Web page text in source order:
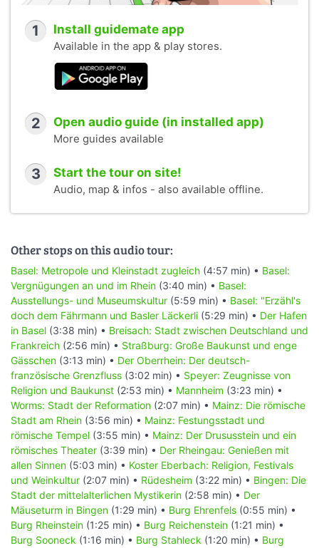
1 Install guidemate app
Available in the app & play stores.
2 Open audio guide (in installed app)
More guides available
3 Start the tour on site!
Audio, map & infos - also available offline.
Other stops on this audio tour:
Basel: Metropole und Kleinstadt zugleich (4:57 min) • Basel:
Vergnügungen an und im Rhein (3:40 min) • Basel:
Ausstellungs- und Museumskultur (5:59 min) • Basel: "Erzähl's
doch dem Fährmann und Basler Läckerli (5:29 min) • Der Hafen
in Basel (3:38 min) • Breisach: Stadt zwischen Deutschland und
Frankreich (2:56 min) • Straßburg: Große Baukunst und enge
Gässchen (3:13 min) • Der Oberrhein: Der deutsch-
französische Grenzfluss (3:02 min) • Speyer: Zeugnisse von
Religion und Baukunst (2:53 min) • Mannheim (3:23 min) •
Worms: Stadt der Reformation (2:07 min) • Mainz: Die römische
Stadt am Rhein (3:56 min) • Mainz: Festungsstadt und
römische Tempel (3:55 min) • Mainz: Der Drususstein und ein
römisches Theater (3:39 min) • Der Rheingau: Genießen mit
allen Sinnen (5:03 min) • Koster Eberbach: Religion, Festivals
und Weinkultur (2:07 min) • Rüdesheim (3:22 min) • Bingen: Die
Stadt der mittelalterlichen Mystikerin (2:58 min) • Der
Mäuseturm in Bingen (1:29 min) • Burg Ehrenfels (0:55 min) •
Burg Rheinstein (1:25 min) • Burg Reichenstein (1:21 min) •
Burg Sooneck (1:16 min) • Burg Stahleck (1:20 min) • Burg